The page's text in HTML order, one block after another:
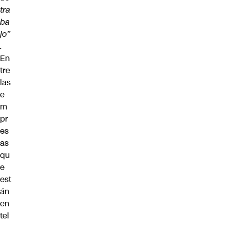
tra
ba
jo”
.
En
tre
las
e
m
pr
es
as
qu
e
est
án
en
tel